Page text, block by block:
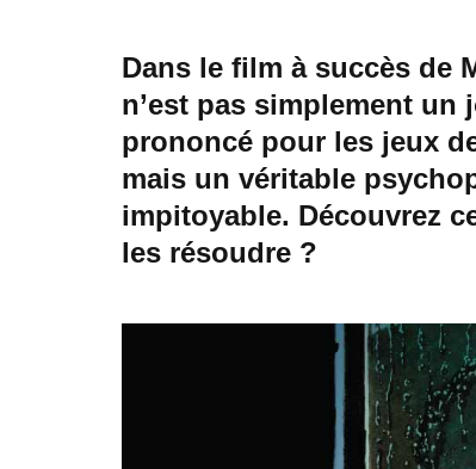
Dans le film à succès de
n’est pas simplement
prononcé pour les jeux
mais un véritable
impitoyable. Découvrez
les résoudre ?